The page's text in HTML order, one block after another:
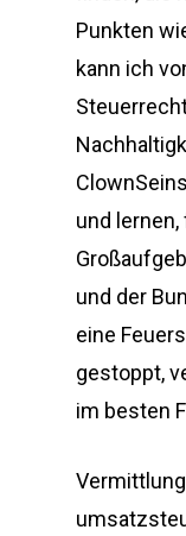
Punkten
kann ich
und
und der
eine
gestoppt,
im besten